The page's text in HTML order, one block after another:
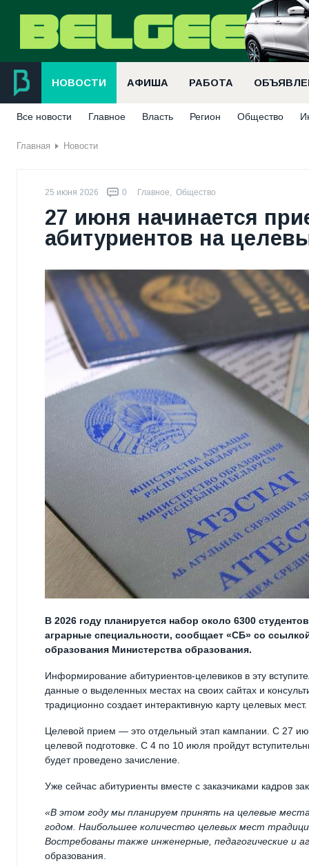
НОВОСТИ АФИША РАБОТА
Все новости Главное Власть Регион Общество
Главная Новости
25 июня 2026 0 Главное, Общество
27 июня начинается
абитуриентов на
В 2026 году планируется набор около 6300
аграрные специальности, сообщает «СБ» со
образования Министерства образования.
Информирование абитуриентов-целевиков в эту
данные о выделенных местах на своих сайтах и
традиционно создает интерактивную карту целевых мест.
Целевой прием — это отдельный этап кампании. С 27
целевой подготовке. С 4 по 10 июля пройдут
будет проведено зачисление.
Уже сейчас абитуриенты вместе с заказчиками кадров
«В этом году мы планируем принять на целевые
годом. Наибольшее количество целевых мест
Востребованы также инженерные, педагогические и
образования.